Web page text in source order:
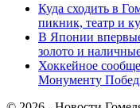
Куда сходить в
пикник, театр и
В Японии впервые
золото и
Хоккейное
Монументу